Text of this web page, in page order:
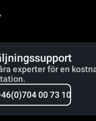
experter för en
00 73 10